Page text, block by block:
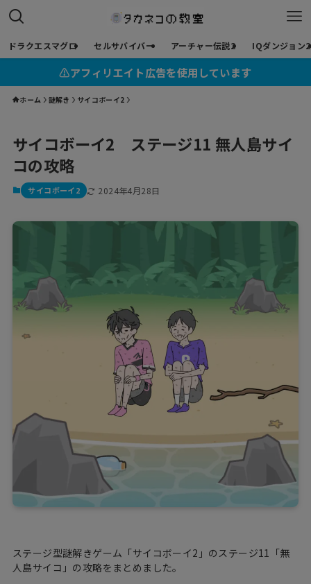
ドラクエスマグロ セルサバイバー アーチャー伝説2 IQダンジョン2
⚠︎アフィリエイト広告を使用しています
ホーム 謎解き サイコボーイ2
サイコボーイ2 ステージ11 無人島サイ
コの攻略
サイコボーイ2 2024年4月28日
ステージ型謎解きゲーム「サイコボーイ2」のステージ11「無
人島サイコ」の攻略をまとめました。